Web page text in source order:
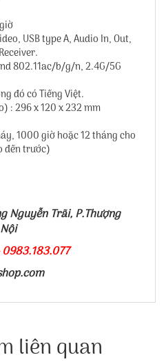
USB type A, Audio In, Out,
802.11ac/b/g/n, 2.4G/5G
đó có Tiếng Việt.
: 296 x 120 x 232 mm
1000 giờ hoặc 12 tháng cho
đến trước)
Nguyễn Trãi, P.Thượng
liên quan